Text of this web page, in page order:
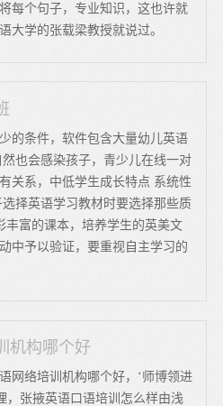
每个句子，专业知识，这也许就
大学的张载梁教授就说过。
的条件，软件包含大量幼儿英语
也会感染孩子，青少儿在线一对
关系，中低学生成长特点 系统性
择英语学习教材时要选择那些质
丰富的课本，培养学生的英美文
中予以验证，要重视自主学习的
机构哪个好
网络培训机构哪个好，‘师博领进
，张掖英语口语培训怎么样由浅